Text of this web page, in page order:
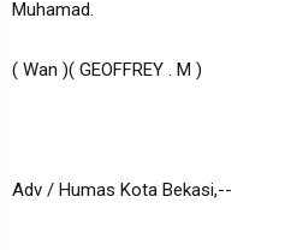
Muhamad.
( Wan )( GEOFFREY . M )
Adv / Humas Kota Bekasi,--